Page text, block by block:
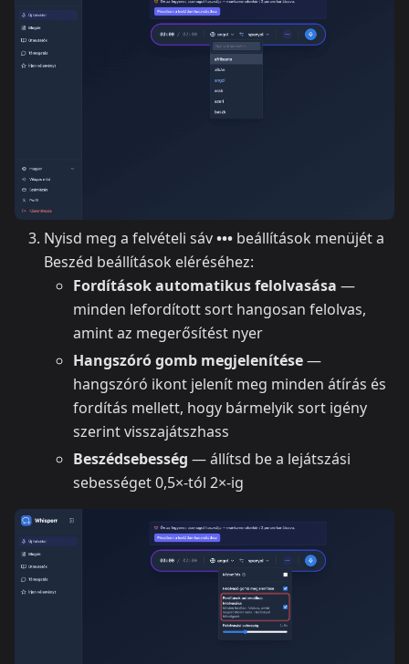
Nyisd meg a felvételi sáv••• beállítások menüjét a
Beszéd beállítások eléréséhez:
Fordítások automatikus felolvasása —
minden lefordított sort hangosan felolvas,
amint az megerősítést nyer
Hangszóró gomb megjelenítése—
hangszóró ikont jelenít meg minden átírás és
fordítás mellett, hogy bármelyik sort igény
szerint visszajátszhass
Beszédsebesség — állítsd be a lejátszási
sebességet 0,5×-tól 2×-ig